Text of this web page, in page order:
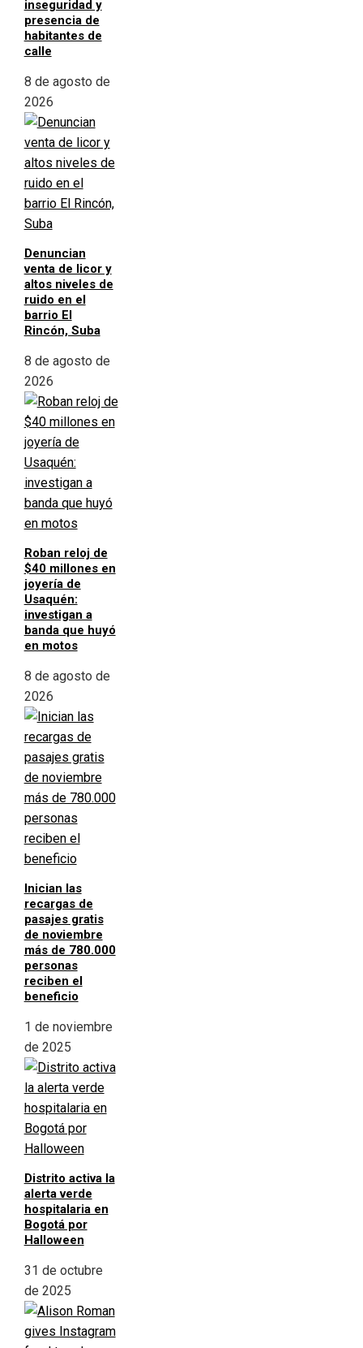
inseguridad y
presencia de
habitantes de
calle
8 de agosto de
2026
Denuncian
venta de licor y
altos niveles de
ruido en el
barrio El
Rincón, Suba
8 de agosto de
2026
Roban reloj de
$40 millones en
joyería de
Usaquén:
investigan a
banda que huyó
en motos
8 de agosto de
2026
Inician las
recargas de
pasajes gratis
de noviembre
más de 780.000
personas
reciben el
beneficio
1 de noviembre
de 2025
Distrito activa la
alerta verde
hospitalaria en
Bogotá por
Halloween
31 de octubre
de 2025